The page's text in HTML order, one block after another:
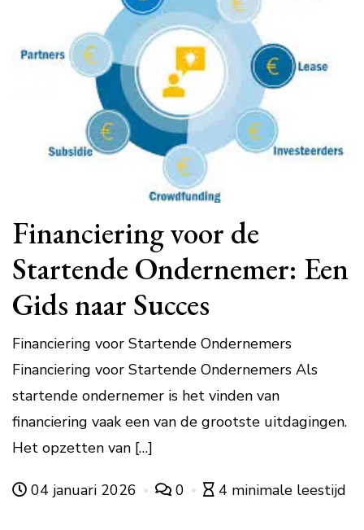
Financiering voor de
Startende Ondernemer: Een
Gids naar Succes
Financiering voor Startende Ondernemers
Financiering voor Startende Ondernemers Als
startende ondernemer is het vinden van
financiering vaak een van de grootste uitdagingen.
Het opzetten van […]
04 januari 2026 0 4 minimale leestijd